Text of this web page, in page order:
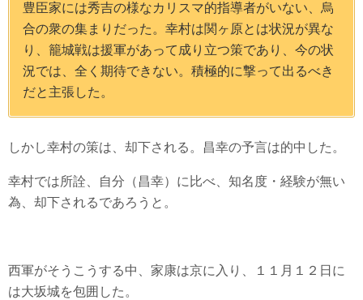
豊臣家には秀吉の様なカリスマ的指導者がいない、烏
合の衆の集まりだった。幸村は関ヶ原とは状況が異な
り、籠城戦は援軍があって成り立つ策であり、今の状
況では、全く期待できない。積極的に撃って出るべき
だと主張した。
しかし幸村の策は、却下される。昌幸の予言は的中した。
幸村では所詮、自分（昌幸）に比べ、知名度・経験が無い
為、却下されるであろうと。
西軍がそうこうする中、家康は京に入り、１１月１２日に
は大坂城を包囲した。